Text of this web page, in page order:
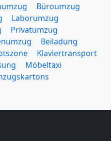
Büroumzug
Laborumzug
Privatumzug
Beiladung
Klaviertransport
Möbeltaxi